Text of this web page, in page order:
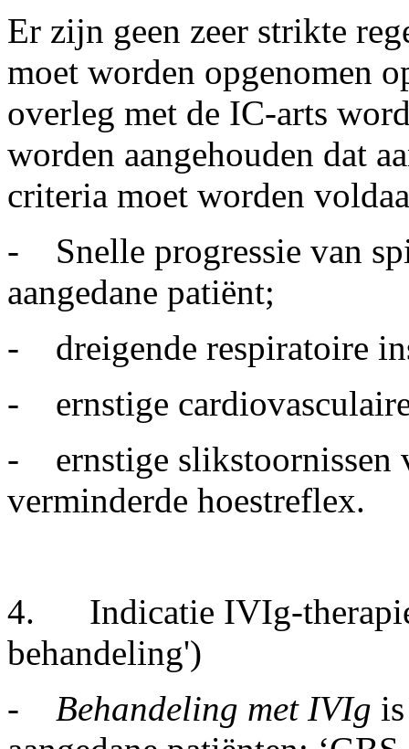
Er zijn geen zeer strikte
moet worden opgenomen
overleg met de IC-arts
worden aangehouden dat
criteria moet worden
- Snelle progressie van
aangedane patiënt;
- dreigende respiratoire
- ernstige
- ernstige slikstoornissen
verminderde hoestreflex.
4. Indicatie IVIg-
behandeling')
- Behandeling met IVIg